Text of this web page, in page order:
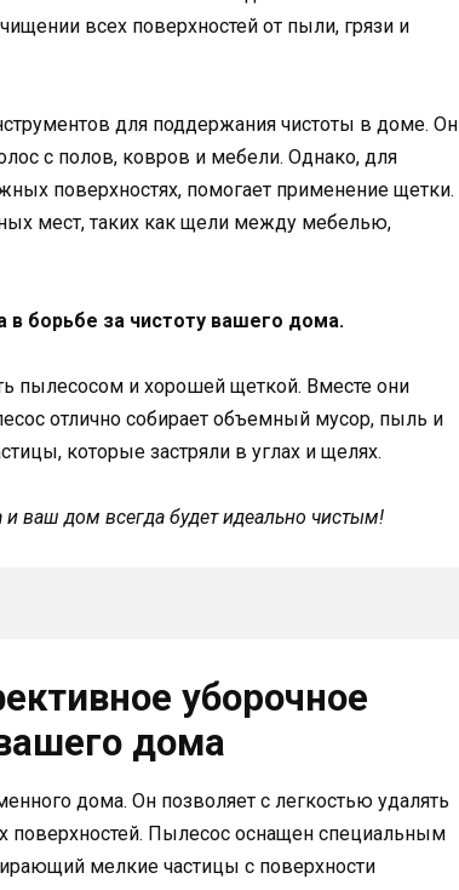
всех поверхностей от пыли, грязи и
для поддержания чистоты в доме. Он
с полов, ковров и мебели. Однако, для
поверхностях, помогает применение щетки.
мест, таких как щели между мебелью,
борьбе за чистоту вашего дома.
пылесосом и хорошей щеткой. Вместе они
отлично собирает объемный мусор, пыль и
которые застряли в углах и щелях.
ваш дом всегда будет идеально чистым!
уборочное
дома
дома. Он позволяет с легкостью удалять
поверхностей. Пылесос оснащен специальным
мелкие частицы с поверхности